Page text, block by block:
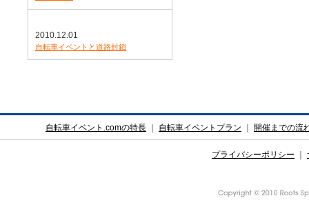
2010.12.01
自転車イベントと道路封鎖
自転車イベント.comの特長 自転車イベントプラン 開催までの流
プライバシーポリシー